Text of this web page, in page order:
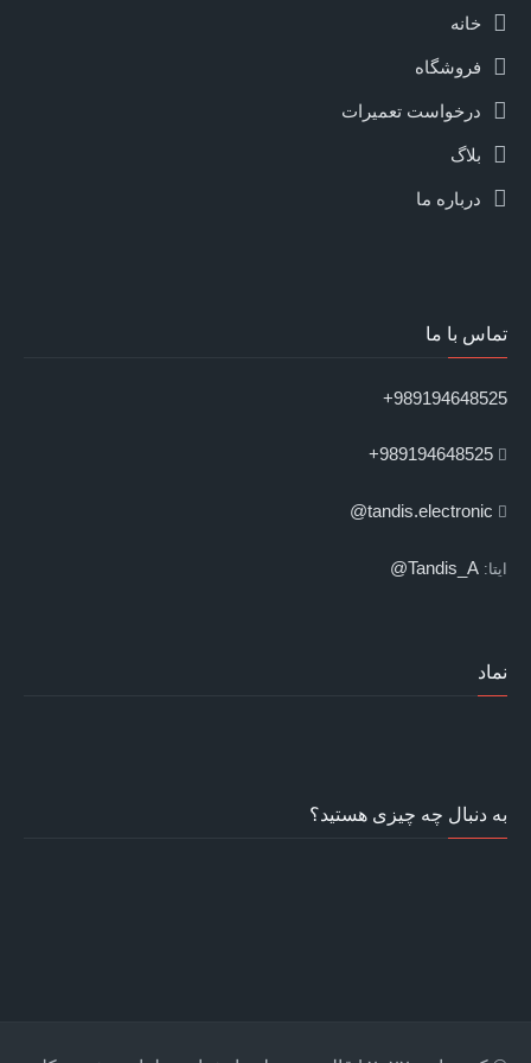
خانه
فروشگاه
درخواست تعمیرات
بلاگ
درباره ما
تماس با ما
989194648525+
989194648525+
tandis.electronic@
ایتا: Tandis_A@
نماد
به دنبال چه چیزی هستید؟